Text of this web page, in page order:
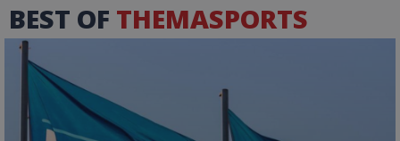
BEST OF THEMASPORTS